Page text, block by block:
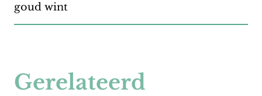
goud wint
Gerelateerd